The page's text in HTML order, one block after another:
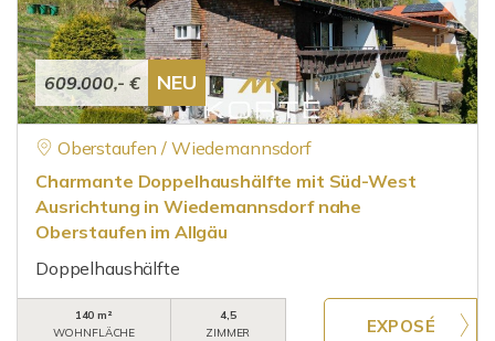
609.000,- € NEU
Oberstaufen / Wiedemannsdorf
Charmante Doppelhaushälfte mit Süd-West
Ausrichtung in Wiedemannsdorf nahe
Oberstaufen im Allgäu
Doppelhaushälfte
140 m²
WOHNFLÄCHE
4,5
ZIMMER